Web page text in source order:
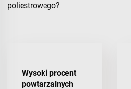
poliestrowego?
Wysoki procent
powtarzalnych